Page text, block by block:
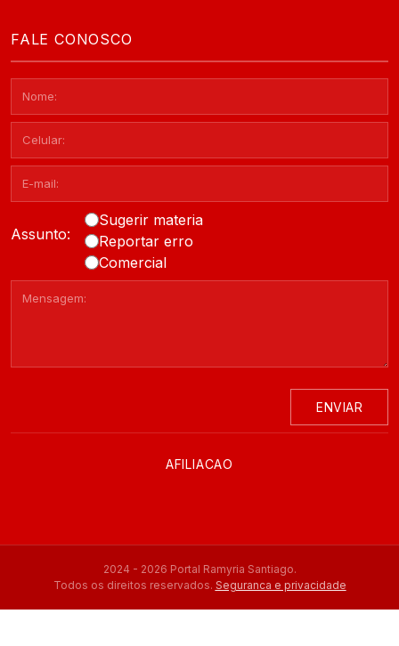
FALE CONOSCO
Assunto:
Sugerir materia
Reportar erro
Comercial
ENVIAR
AFILIACAO
2024 - 2026 Portal Ramyria Santiago.
Todos os direitos reservados. Seguranca e privacidade